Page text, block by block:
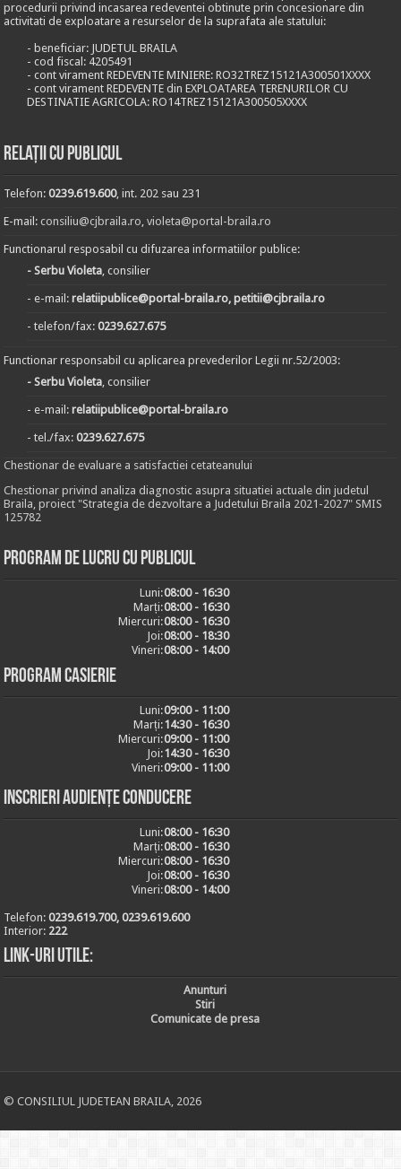
procedurii privind incasarea redeventei obtinute prin concesionare din
activitati de exploatare a resurselor de la suprafata ale statului:
- beneficiar: JUDETUL BRAILA
- cod fiscal: 4205491
- cont virament REDEVENTE MINIERE: RO32TREZ15121A300501XXXX
- cont virament REDEVENTE din EXPLOATAREA TERENURILOR CU
DESTINATIE AGRICOLA: RO14TREZ15121A300505XXXX
Relații cu publicul
Telefon:0239.619.600, int. 202 sau 231
E-mail:consiliu@cjbraila.ro ,violeta@portal-braila.ro
Functionarul resposabil cu difuzarea informatiilor publice:
- Serbu Violeta , consilier
- e-mail:relatiipublice@portal-braila.ro, petitii@cjbraila.ro
- telefon/fax:0239.627.675
Functionar responsabil cu aplicarea prevederilor Legii nr.52/2003:
- Serbu Violeta , consilier
- e-mail:relatiipublice@portal-braila.ro
- tel./fax:0239.627.675
Chestionar de evaluare a satisfactiei cetateanului
Chestionar privind analiza diagnostic asupra situatiei actuale din judetul
Braila, proiect "Strategia de dezvoltare a Judetului Braila 2021-2027" SMIS
125782
Program de lucru cu publicul
Luni:08:00 - 16:30
Marți:08:00 - 16:30
Miercuri:08:00 - 16:30
Joi:08:00 - 18:30
Vineri:08:00 - 14:00
Program casierie
Luni:09:00 - 11:00
Marți:14:30 - 16:30
Miercuri:09:00 - 11:00
Joi:14:30 - 16:30
Vineri:09:00 - 11:00
Inscrieri audiențe conducere
Luni:08:00 - 16:30
Marți:08:00 - 16:30
Miercuri:08:00 - 16:30
Joi:08:00 - 16:30
Vineri:08:00 - 14:00
Telefon:0239.619.700, 0239.619.600
Interior: 222
Link-uri utile:
Anunturi
Stiri
Comunicate de presa
© CONSILIUL JUDETEAN BRAILA, 2026